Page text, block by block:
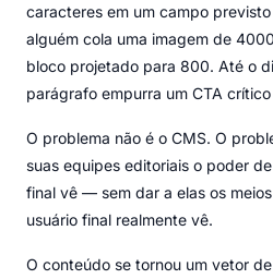
caracteres em um campo
alguém cola uma imagem de
bloco projetado para 800. Até o
parágrafo empurra um CTA
O problema não é o CMS. O
suas equipes editoriais o poder
final vê — sem dar a elas os
usuário final realmente vê.
O conteúdo se tornou um vetor